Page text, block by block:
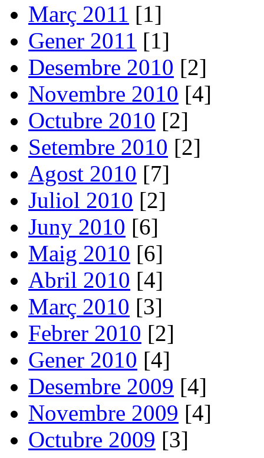
Març 2011 [1]
Gener 2011 [1]
Desembre 2010 [2]
Novembre 2010 [4]
Octubre 2010 [2]
Setembre 2010 [2]
Agost 2010 [7]
Juliol 2010 [2]
Juny 2010 [6]
Maig 2010 [6]
Abril 2010 [4]
Març 2010 [3]
Febrer 2010 [2]
Gener 2010 [4]
Desembre 2009 [4]
Novembre 2009 [4]
Octubre 2009 [3]